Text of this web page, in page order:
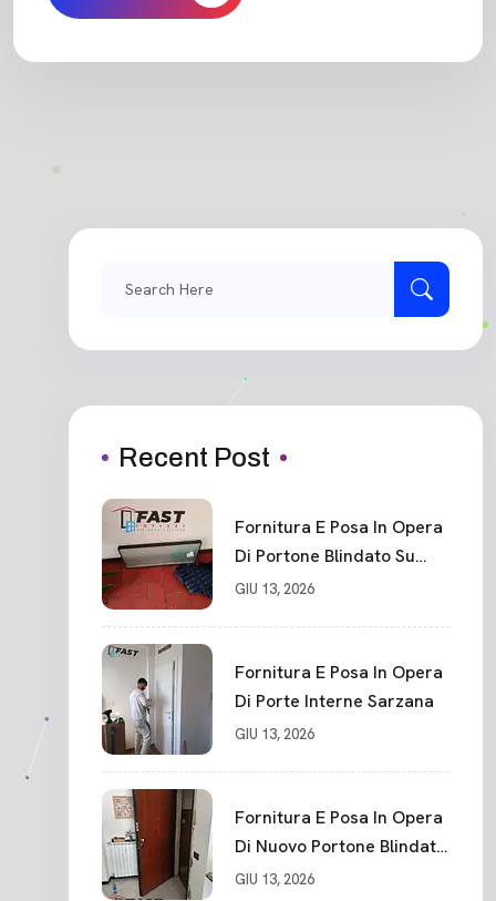
Recent Post
Fornitura E Posa In Opera
Di Portone Blindato Su
Misura In PVC, Panello
Punti La Spezia
GIU 13, 2026
Fornitura E Posa In Opera
Di Porte Interne Sarzana
GIU 13, 2026
Fornitura E Posa In Opera
Di Nuovo Portone Blindato
La Spezia
GIU 13, 2026